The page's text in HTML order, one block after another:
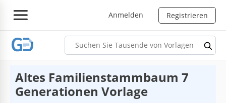
Anmelden Registrieren
Altes Familienstammbaum 7
Generationen Vorlage